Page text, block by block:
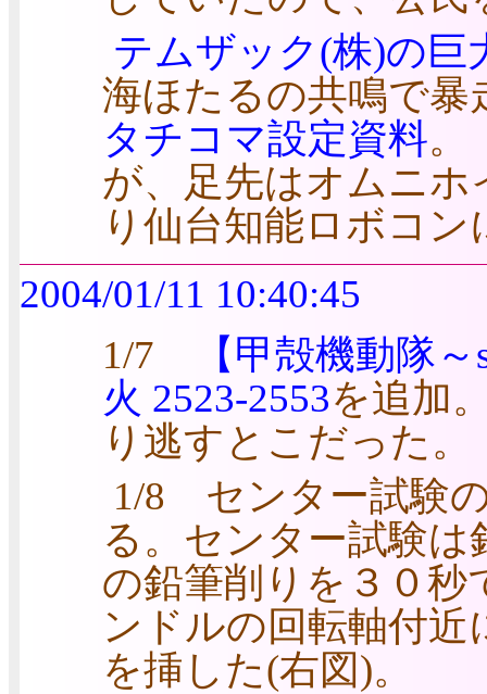
テムザック(株)の巨
海ほたるの共鳴で暴
タチコマ設定資料。
が、足先はオムニ
り仙台知能ロボコ
2004/01/11 10:40:45
1/7
【甲殻機動隊
火 2523-2553を追加
り逃すとこだった。
1/8 センター試験
る。センター試験
の鉛筆削りを３０秒
ンドルの回転軸付
を挿した(右図)。